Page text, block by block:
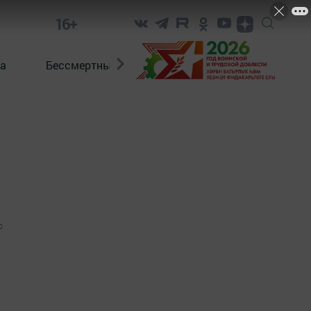
16+
Бессмертный полк. Кряшены